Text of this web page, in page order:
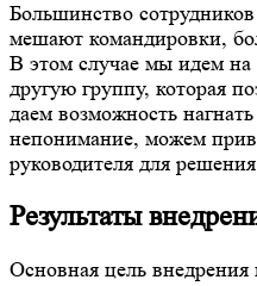
Большинство
мешают командировки,
В этом случае мы идем на
другую группу, которая
даем возможность
непонимание, можем
руководителя для
Результаты
Основная цель